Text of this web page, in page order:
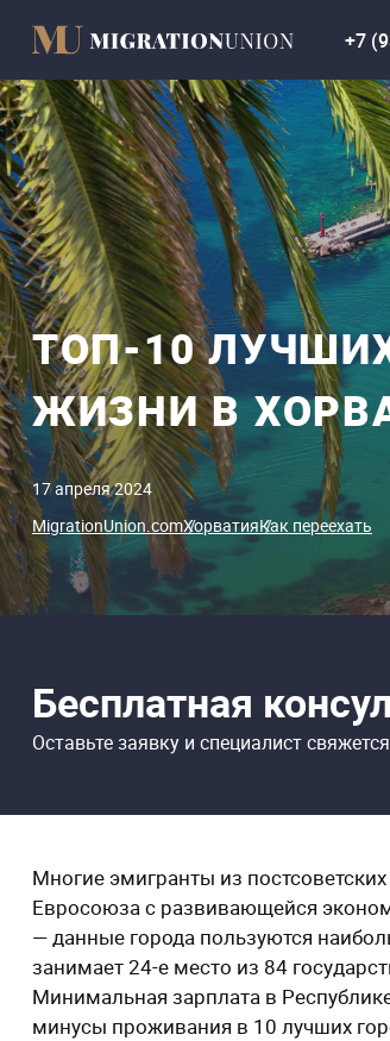
+7
ТОП-10
ЖИЗНИ В
17 апреля 2024
MigrationUnion.comХорватияКак переехать
Бесплатная
Оставьте заявку и специалист свяжется
Многие эмигранты из
Евросоюза с развивающейся
— данные города пользуются
занимает 24-е место из 84
Минимальная зарплата в
минусы проживания в 10 лучших